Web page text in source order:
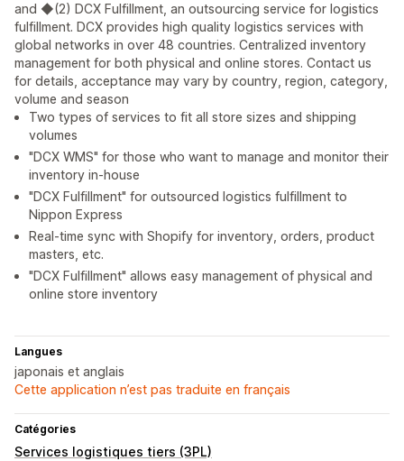
and ◆(2) DCX Fulfillment, an outsourcing service for logistics
fulfillment. DCX provides high quality logistics services with
global networks in over 48 countries. Centralized inventory
management for both physical and online stores. Contact us
for details, acceptance may vary by country, region, category,
volume and season
Two types of services to fit all store sizes and shipping
volumes
"DCX WMS" for those who want to manage and monitor their
inventory in-house
"DCX Fulfillment" for outsourced logistics fulfillment to
Nippon Express
Real-time sync with Shopify for inventory, orders, product
masters, etc.
"DCX Fulfillment" allows easy management of physical and
online store inventory
Langues
japonais et anglais
Cette application n’est pas traduite en français
Catégories
Services logistiques tiers (3PL)